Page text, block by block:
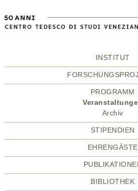
INSTITUT
PROGRAMM
Archiv
STIPENDIEN
EHRENGÄSTE
BIBLIOTHEK